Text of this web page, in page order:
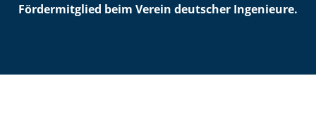
Fördermitglied beim Verein deutscher Ingenieure.